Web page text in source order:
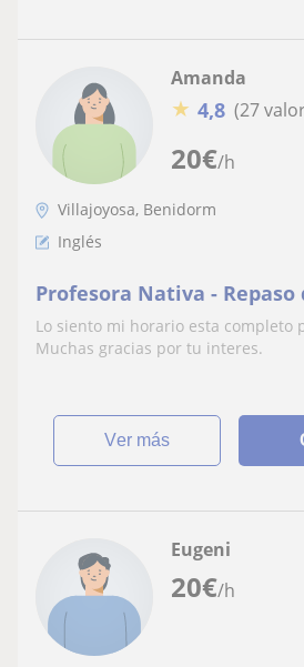
20€/h
Amanda
★ 4,8 (27
Villajoyosa, Benidorm
Inglés
Profesora Nativa - Repaso
Lo siento mi horario esta completo
Muchas gracias por tu interes.
ver más
20€/h
Eugeni